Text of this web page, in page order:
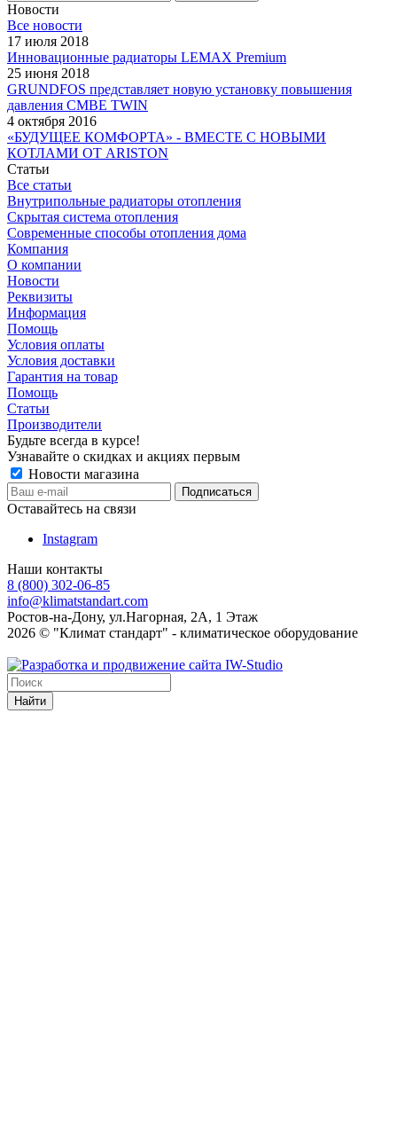
Новости
Все новости
17 июля 2018
Инновационные радиаторы LEMAX Premium
25 июня 2018
GRUNDFOS представляет новую установку повышения
давления CMBE TWIN
4 октября 2016
«БУДУЩЕЕ КОМФОРТА» - ВМЕСТЕ С НОВЫМИ
КОТЛАМИ ОТ ARISTON
Статьи
Все статьи
Внутрипольные радиаторы отопления
Скрытая система отопления
Современные способы отопления дома
Компания
О компании
Новости
Реквизиты
Информация
Помощь
Условия оплаты
Условия доставки
Гарантия на товар
Помощь
Статьи
Производители
Будьте всегда в курсе!
Узнавайте о скидках и акциях первым
Новости магазина
Оставайтесь на связи
Instagram
Наши контакты
8 (800) 302-06-85
info@klimatstandart.com
Ростов-на-Дону, ул.Нагорная, 2А, 1 Этаж
2026 © "Климат стандарт" - климатическое оборудование
Найти